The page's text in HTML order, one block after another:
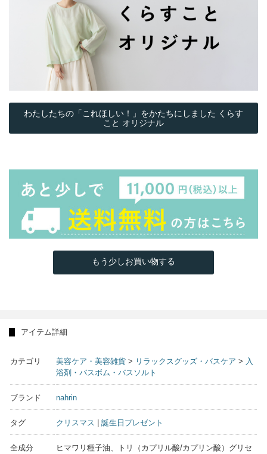
わたしたちの「これほしい！」をかたちにしました くらす
こと オリジナル
もう少しお買い物する
アイテム詳細
カテゴリ 美容ケア・美容雑貨 > リラックスグッズ・バスケア > 入
浴剤・バスボム・バスソルト
ブランド nahrin
タグ クリスマス 誕生日プレゼント
全成分
ヒマワリ種子油、トリ（カプリル酸/カプリン酸）グリセ